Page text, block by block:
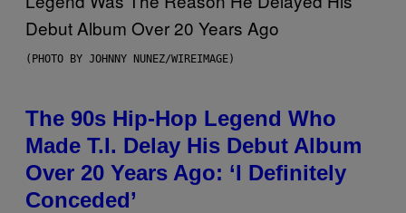
(PHOTO BY JOHNNY NUNEZ/WIREIMAGE)
The 90s Hip-Hop Legend Who
Made T.I. Delay His Debut Album
Over 20 Years Ago: ‘I Definitely
Conceded’